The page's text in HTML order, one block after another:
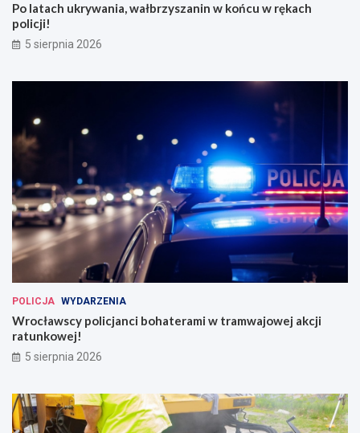
Po latach ukrywania, wałbrzyszanin w końcu w rękach
policji!
5 sierpnia 2026
POLICJA WYDARZENIA
Wrocławscy policjanci bohaterami w tramwajowej akcji
ratunkowej!
5 sierpnia 2026